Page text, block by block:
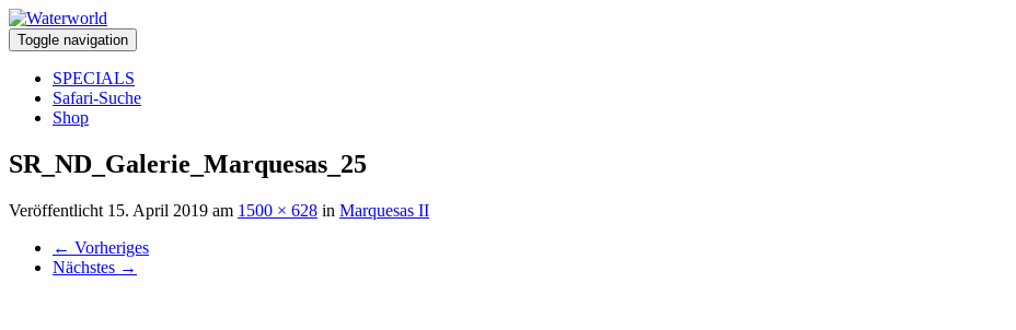
Toggle navigation
SPECIALS
Safari-Suche
Shop
SR_ND_Galerie_Marquesas_25
Veröffentlicht 15. April 2019 am 1500 × 628 in Marquesas II
← Vorheriges
Nächstes →